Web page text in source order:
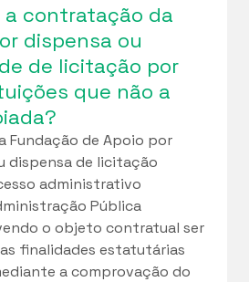
a contratação da
dispensa ou
de licitação por
que não a
Fundação de Apoio por
dispensa de licitação
administrativo
Pública
o objeto contratual ser
finalidades estatutárias
a comprovação do